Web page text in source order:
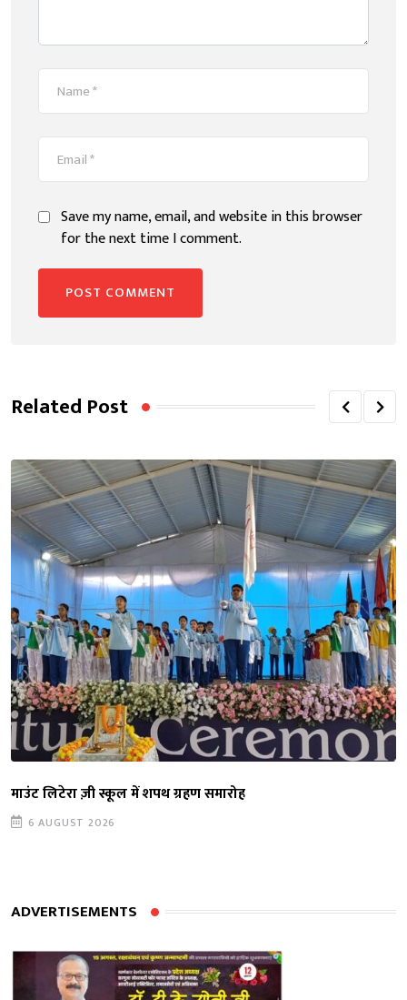
Save my name, email, and website in this browser
for the next time I comment.
Related Post
माउंट लिटेरा ज़ी स्कूल में शपथ ग्रहण समारोह
6 AUGUST 2026
ADVERTISEMENTS